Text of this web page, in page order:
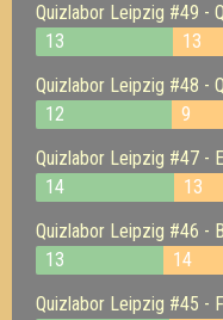
Quizlabor Leipzig #49 -
13
13
Quizlabor Leipzig #48 -
12
9
Quizlabor Leipzig #47 -
14
13
Quizlabor Leipzig #46 -
13
14
Quizlabor Leipzig #45 -